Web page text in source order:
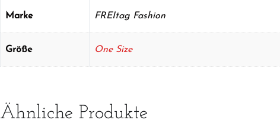
Marke FREItag Fashion
Größe One Size
Ähnliche Produkte